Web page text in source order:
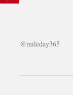
@mileday365